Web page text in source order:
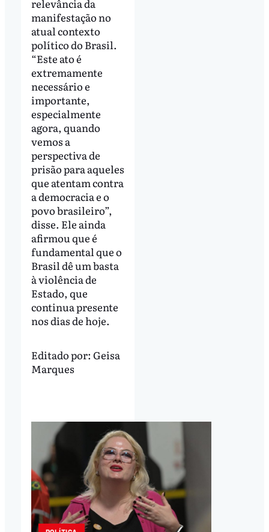
relevância da
manifestação no
atual contexto
político do Brasil.
“Este ato é
extremamente
necessário e
importante,
especialmente
agora, quando
vemos a
perspectiva de
prisão para aqueles
que atentam contra
a democracia e o
povo brasileiro”,
disse. Ele ainda
afirmou que é
fundamental que o
Brasil dê um basta
à violência de
Estado, que
continua presente
nos dias de hoje.
Editado por: Geisa
Marques